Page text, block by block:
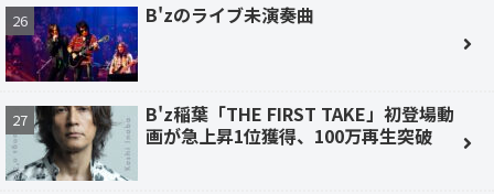
B'zのライブ未演奏曲
B'z稲葉「THE FIRST TAKE」初登場動
画が急上昇1位獲得、100万再生突破